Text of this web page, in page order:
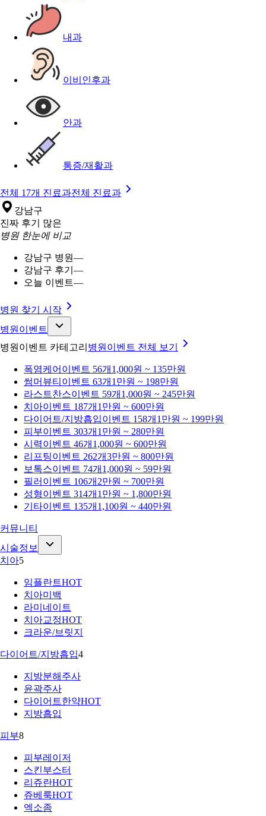
내과
이비인후과
안과
통증/재활과
전체 17개 진료과전체 진료과
강남구
진짜 후기 많은
병원 한눈에 비교
강남구 병원—
강남구 후기 —
오늘 이벤트—
병원 찾기 시작
병원이벤트
병원이벤트 카테고리 병원이벤트 전체 보기
폭염케어 이벤트 56개 1,000원 ~ 135만원
썸머뷰티 이벤트 63개 1만원 ~ 198만원
라스트찬스이벤트 59개 1,000원 ~ 245만원
치아이벤트 187개 1만원 ~ 600만원
다이어트/지방흡입이벤트 158개 1만원 ~ 199만원
피부이벤트 303개 1만원 ~ 280만원
시력이벤트 46개 1,000원 ~ 600만원
리프팅이벤트 262개3만원 ~ 800만원
보톡스이벤트 74개 1,000원 ~ 59만원
필러 이벤트 106개 2만원 ~ 700만원
성형이벤트 314개 1만원 ~ 1,800만원
기타이벤트 135개 1,100원 ~ 440만원
커뮤니티
시술정보
치아5
임플란트HOT
치아미백
라미네이트
치아교정HOT
크라운/브릿지
다이어트/지방흡입4
지방분해주사
윤곽주사
다이어트한약HOT
지방흡입
피부8
피부레이저
스킨부스터
리쥬란HOT
쥬베룩HOT
엑소좀